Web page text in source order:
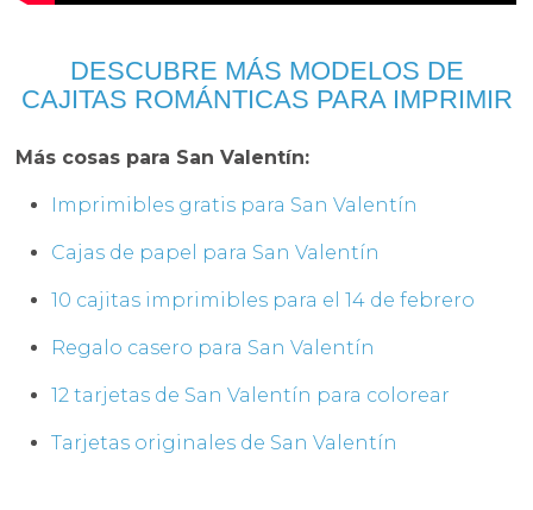
DESCUBRE MÁS MODELOS DE
CAJITAS ROMÁNTICAS PARA IMPRIMIR
Más cosas para San Valentín:
Imprimibles gratis para San Valentín
Cajas de papel para San Valentín
10 cajitas imprimibles para el 14 de febrero
Regalo casero para San Valentín
12 tarjetas de San Valentín para colorear
Tarjetas originales de San Valentín